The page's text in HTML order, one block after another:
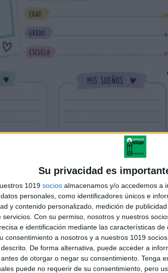
Su privacidad es
1019 socios almacenamos y/o accedemos a
personales, como identificadores únicos e
y contenido personalizado, medición de
Con su permiso, nosotros y nuestros
e identificación mediante las características
consentimiento a nosotros y a nuestros 1019
De forma alternativa, puede acceder a
de otorgar o negar su consentimiento. Tenga
puede no requerir de su consentimiento, pero